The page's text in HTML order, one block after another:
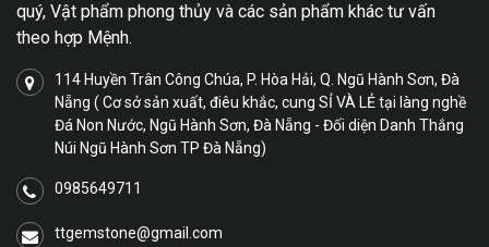
quý, Vật phẩm phong thủy và các sản phẩm khác tư vấn
theo hợp Mệnh.
114 Huyền Trân Công Chúa, P. Hòa Hải, Q. Ngũ Hành Sơn, Đà
Nẵng ( Cơ sở sản xuất, điêu khắc, cung SỈ VÀ LẺ tại làng nghề
Đá Non Nước, Ngũ Hành Sơn, Đà Nẵng - Đối diện Danh Thắng
Núi Ngũ Hành Sơn TP Đà Nẵng)
0985649711
ttgemstone@gmail.com